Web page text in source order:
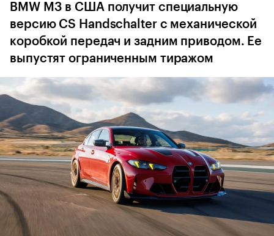
BMW M3 в США получит специальную
версию CS Handschalter с механической
коробкой передач и задним приводом. Ее
выпустят ограниченным тиражом